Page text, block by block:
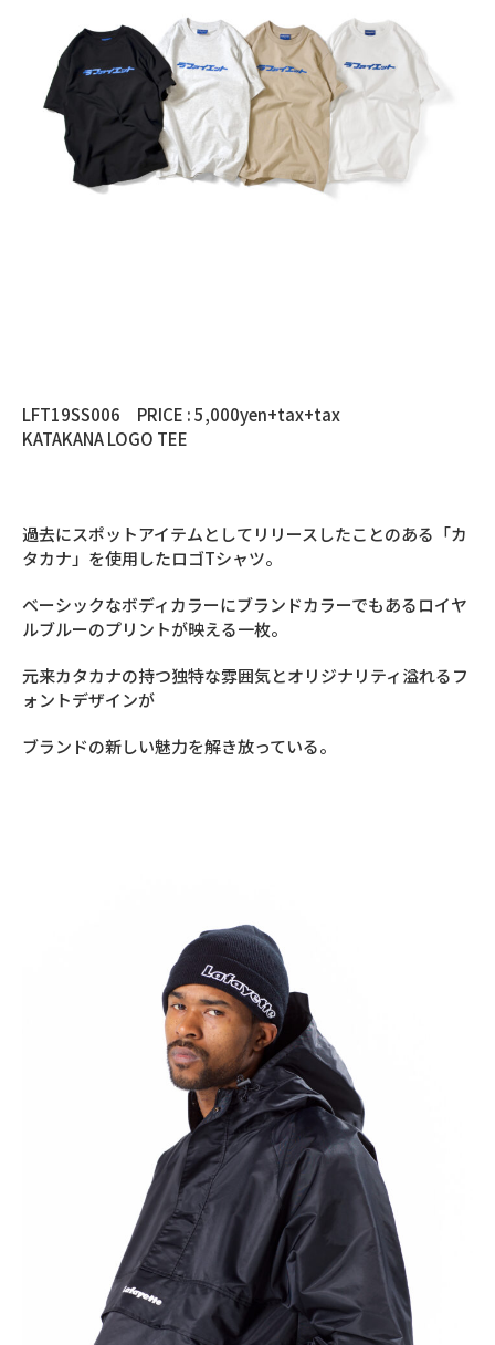
LFT19SS006 PRICE : 5,000yen+tax+tax
KATAKANA LOGO TEE
過去にスポットアイテムとしてリリースしたことのある「カ
タカナ」を使用したロゴTシャツ。
ベーシックなボディカラーにブランドカラーでもあるロイヤ
ルブルーのプリントが映える一枚。
元来カタカナの持つ独特な雰囲気とオリジナリティ溢れるフ
ォントデザインが
ブランドの新しい魅力を解き放っている。